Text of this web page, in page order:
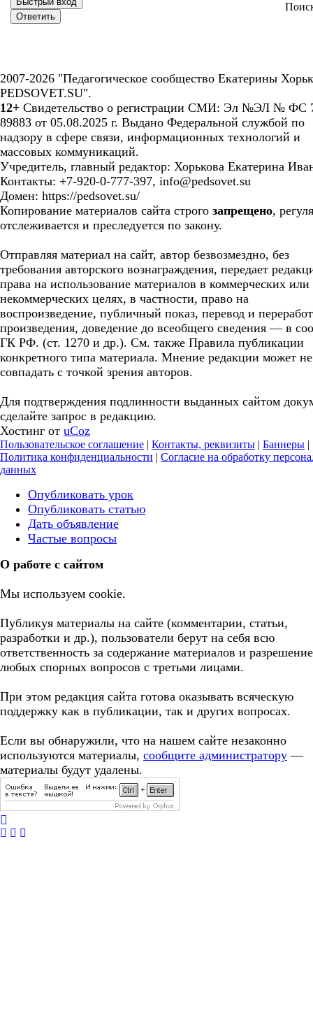
2007-2026 "Педагогическое сообщество Екатерины
PEDSOVET.SU".
12+ Свидетельство о регистрации СМИ: Эл №ЭЛ № ФС
89883 от 05.08.2025 г. Выдано Федеральной службой по
надзору в сфере связи, информационных технологий и
массовых коммуникаций.
Учредитель, главный редактор: Хорькова Екатерина
Контакты: +7-920-0-777-397, info@pedsovet.su
Домен: https://pedsovet.su/
Копирование материалов сайта строго запрещено,
отслеживается и преследуется по закону.
Отправляя материал на сайт, автор безвозмездно, без
требования авторского вознаграждения, передает
права на использование материалов в коммерческих или
некоммерческих целях, в частности, право на
воспроизведение, публичный показ, перевод и
произведения, доведение до всеобщего сведения — в
ГК РФ. (ст. 1270 и др.). См. также Правила публикации
конкретного типа материала. Мнение редакции может не
совпадать с точкой зрения авторов.
Для подтверждения подлинности выданных сайтом
сделайте запрос в редакцию.
Хостинг от uCoz
Пользовательское соглашение | Контакты, реквизиты | Баннеры |
Политика конфиденциальности | Согласие на обработку
данных
Опубликовать урок
Опубликовать статью
Дать объявление
Частые вопросы
О работе с сайтом
Мы используем cookie.
Публикуя материалы на сайте (комментарии, статьи,
разработки и др.), пользователи берут на себя всю
ответственность за содержание материалов и разрешение
любых спорных вопросов с третьми лицами.
При этом редакция сайта готова оказывать всяческую
поддержку как в публикации, так и других вопросах.
Если вы обнаружили, что на нашем сайте незаконно
используются материалы, сообщите администратору —
материалы будут удалены.